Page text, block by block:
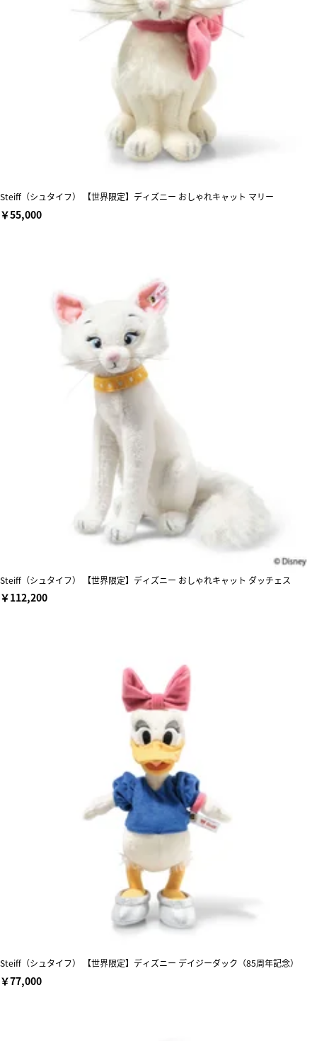
Steiff（シュタイフ） 【世界限定】ディズニー おしゃれキャット マリー
￥55,000
Steiff（シュタイフ） 【世界限定】ディズニー おしゃれキャット ダッチェス
￥112,200
Steiff（シュタイフ） 【世界限定】ディズニー デイジーダック（85周年記念）
￥77,000